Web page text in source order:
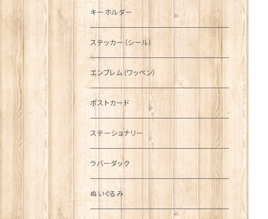
ディアストーカー
ニット帽
タータン【Glencroft】
ボタンラップマフラー【Aran Traditions】
スカーフ
ファッションマスク
その他のアクセサリー
ラブスプーン【PAUL CURTIS】
ティーコジー
その他テーブルウェア
乗り物
動物＆植物
国旗＆紋章
音楽＆楽器
ミリタリー
NAVY
AIRFORCE
ARMY
ピューター
キーホルダー
ステッカー（シール）
エンブレム（ワッペン）
ポストカード
ステーショナリー
ラバーダック
ぬいぐるみ